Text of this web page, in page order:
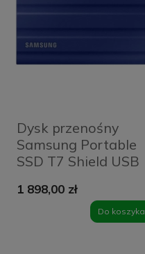
Dysk przenośny
Samsung Portable
SSD T7 Shield USB
1 898,00 zł
Do koszyka